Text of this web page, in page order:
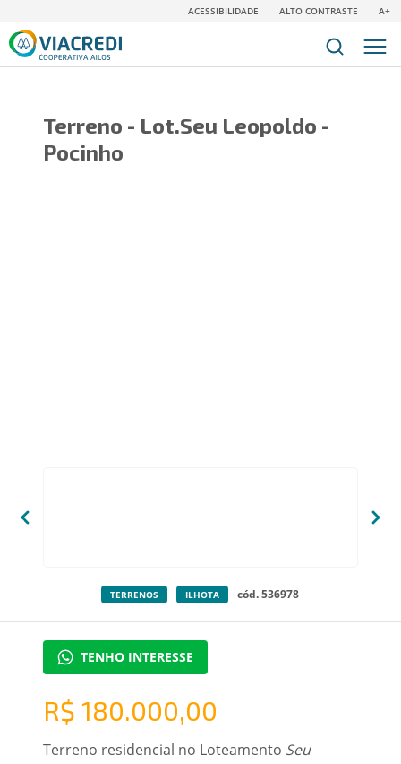
ACESSIBILIDADE ALTO CONTRASTE A+
Terreno - Lot.Seu Leopoldo -
Pocinho
TERRENOS ILHOTA cód. 536978
TENHO INTERESSE
R$ 180.000,00
Terreno residencial no Loteamento Seu